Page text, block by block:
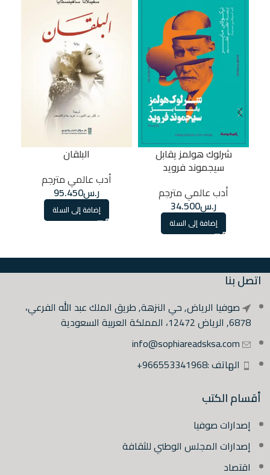
شرلوك هولمز يقابل
سيجموند فرويد
أدب عالمي مترجم
ر.س34.500
إضافة إلى السلة
البلقان
أدب عالمي مترجم
ر.س95.450
إضافة إلى السلة
اتصل بنا
صوفيا الرياض, حي النزهة, طريق الملك عبد الله الفرعي،
6878, الرياض 12472، المملكة العربية السعودية
info@sophiareadsksa.com
الهاتف :966553341968+
أقسام الكتب
إصدارات صوفيا
إصدارات المجلس الوطني للثقافة
اقتصاد